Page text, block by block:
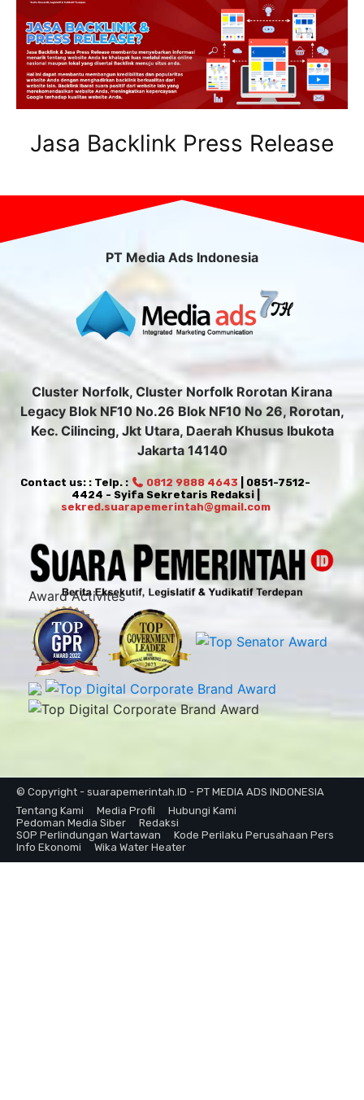
Jasa Backlink Press Release
PT Media Ads Indonesia
Cluster Norfolk, Cluster Norfolk Rorotan Kirana
Legacy Blok NF10 No.26 Blok NF10 No 26, Rorotan,
Kec. Cilincing, Jkt Utara, Daerah Khusus Ibukota
Jakarta 14140
Contact us: : Telp. : 0812 9888 4643 | 0851-7512-
4424 - Syifa Sekretaris Redaksi |
sekred.suarapemerintah@gmail.com
Award Activites
© Copyright - suarapemerintah.ID - PT MEDIA ADS INDONESIA
Tentang Kami
Media Profil
Hubungi Kami
Pedoman Media Siber
Redaksi
SOP Perlindungan Wartawan
Kode Perilaku Perusahaan Pers
Info Ekonomi
Wika Water Heater